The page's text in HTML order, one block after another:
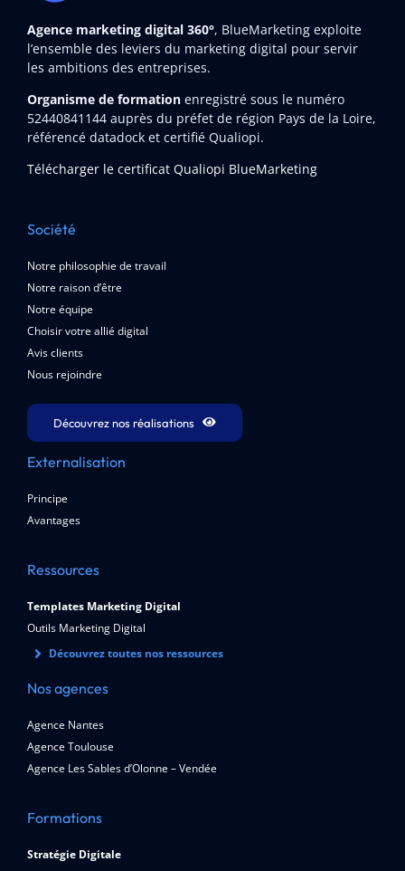
Agence marketing digital 360°, BlueMarketing exploite
l’ensemble des leviers du marketing digital pour servir
les ambitions des entreprises.
Organisme de formation enregistré sous le numéro
52440841144auprès du préfet de région Pays de la Loire,
référencé datadock et certifié Qualiopi.
Télécharger le certificat Qualiopi BlueMarketing
Société
Notre philosophie de travail
Notre raison d’être
Notre équipe
Choisir votre allié digital
Avis clients
Nous rejoindre
Découvrez nos réalisations
Externalisation
Principe
Avantages
Ressources
Templates Marketing Digital
Outils Marketing Digital
Découvrez toutes nos ressources
Nos agences
Agence Nantes
Agence Toulouse
Agence Les Sables d’Olonne – Vendée
Formations
Stratégie Digitale